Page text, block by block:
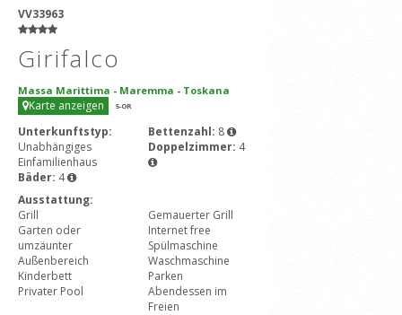
VV33963
Girifalco
Massa Marittima - Maremma - Toskana
Karte anzeigen 5-OR
Unterkunftstyp:
Unabhängiges
Einfamilienhaus
Bettenzahl: 8
Doppelzimmer: 4
Bäder: 4
Ausstattung:
Grill
Gemauerter Grill
Garten oder
umzäunter
Außenbereich
Internet free
Spülmaschine
Waschmaschine
Kinderbett
Parken
Privater Pool
Abendessen im
Freien